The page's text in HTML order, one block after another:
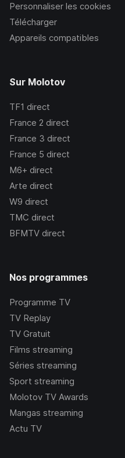
Personnaliser les cookies
Télécharger
Appareils compatibles
Sur Molotov
TF1 direct
France 2 direct
France 3 direct
France 5 direct
M6+ direct
Arte direct
W9 direct
TMC direct
BFMTV direct
Nos programmes
Programme TV
TV Replay
TV Gratuit
Films streaming
Séries streaming
Sport streaming
Molotov TV Awards
Mangas streaming
Actu TV